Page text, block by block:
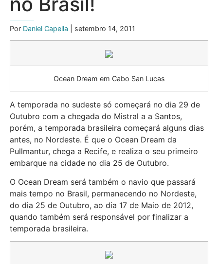
Por Daniel Capella | setembro 14, 2011
Ocean Dream em Cabo San Lucas
A temporada no sudeste só começará no dia 29 de
Outubro com a chegada do Mistral a a Santos,
porém, a temporada brasileira começará alguns dias
antes, no Nordeste. É que o Ocean Dream da
Pullmantur, chega a Recife, e realiza o seu primeiro
embarque na cidade no dia 25 de Outubro.
O Ocean Dream será também o navio que passará
mais tempo no Brasil, permanecendo no Nordeste,
do dia 25 de Outubro, ao dia 17 de Maio de 2012,
quando também será responsável por finalizar a
temporada brasileira.